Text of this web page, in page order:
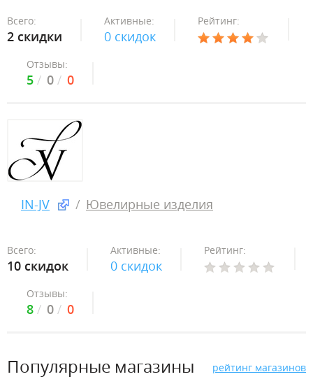
Всего:
2 скидки
Активные:
0 скидок
Рейтинг:
Отзывы:
5 0 0
IN-JV Ювелирные изделия
Всего:
10 скидок
Активные:
0 скидок
Рейтинг:
Отзывы:
8 0 0
Популярные магазины рейтинг магазинов